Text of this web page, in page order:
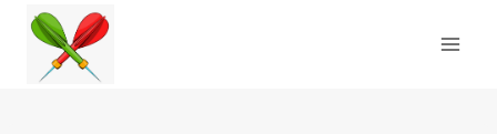
Doorgaan
naar
inhoud